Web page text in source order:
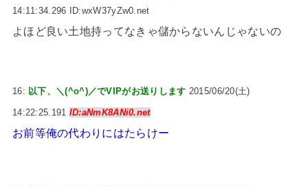
14:11:34.296 ID:wxW37yZw0.net
よほど良い土地持ってなきゃ儲からないんじゃないの
16: 以下、＼(^o^)／でVIPがお送りします 2015/06/20(土)
14:22:25.191 ID:aNmK8ANi0.net
お前等俺の代わりにはたらけー